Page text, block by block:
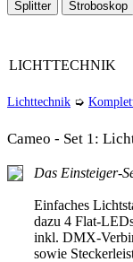
Faktor: 1x 1,5x
LICHTTECHNIK
Lichttechnik ➭
Cameo - Set 1:
Das Einsteiger-
Einfaches
dazu 4 Flat-
inkl. DMX-
sowie